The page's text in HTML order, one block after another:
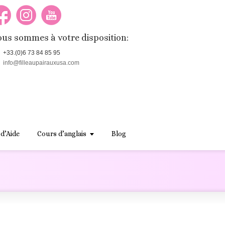
sommes à votre disposition:
+33.(0)6 73 84 85 95
info@filleaupairauxusa.com
Cours d’anglais Blog